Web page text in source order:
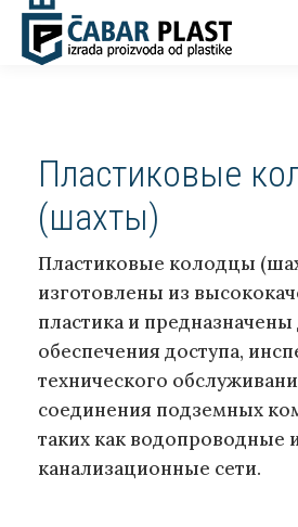
Пластиковые
(шахты)
Пластиковые колодцы
изготовлены из
пластика и предназначены
обеспечения доступа,
технического
соединения подземных
таких как водопроводные
канализационные сети.